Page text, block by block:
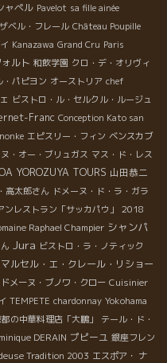
ャペル Pavelot sa fille ainée
ベル・フレール Château Poupille
Kanazawa Grand Cru Paris
ルト 和飲学園 クロ・デ・オリヴィ
・パピヨン オーストリア chef
ビストロ・ル・セルクル・ルージュ
Franc Conception Kato san
エピスリー・フィン ベンスカブ
ヌ・オー・ブリュガス マス・ド・レス
YOROZUYA TOURS 山田恭二
高太郎さん ドメーヌ・ド・ラ・ガラ
ンレストラン「サッカパウ」
2018
Raphael Champier シャンパ
Jura ビストロ・ラ・ノティック
マルセル・エ・クレール・リショー
ドメーヌ・ブノワ・クロー Cuisinier
TEMPETE chardonnay Yokohama
の中華料理店「大鵬」
テール・ド・
DERAIN プピーユ 銀座フレン
Tradition 2003 エスポア・ ナ